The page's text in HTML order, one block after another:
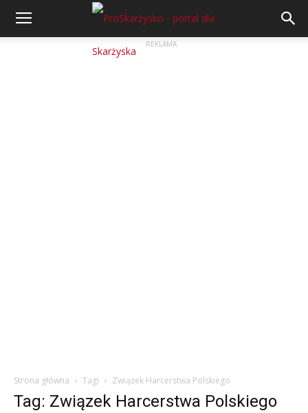
REKLAMA
Strona główna Tagi Związek Harcerstwa Polskiego
Tag: Związek Harcerstwa Polskiego